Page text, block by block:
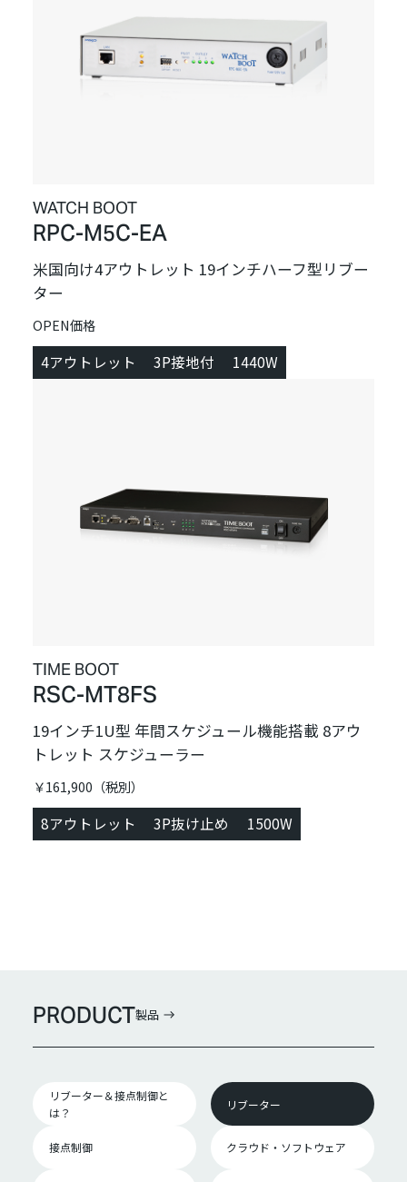
WATCH BOOT
RPC-M5C-EA
米国向け4アウトレット 19インチハーフ型リブー
ター
OPEN価格
4アウトレット 3P接地付 1440W
TIME BOOT
RSC-MT8FS
19インチ1U型 年間スケジュール機能搭載 8アウ
トレット スケジューラー
￥161,900（税別）
8アウトレット 3P抜け止め 1500W
PRODUCT製品
リブーター＆接点制御と
は？
リブーター
接点制御 クラウド・ソフトウェア